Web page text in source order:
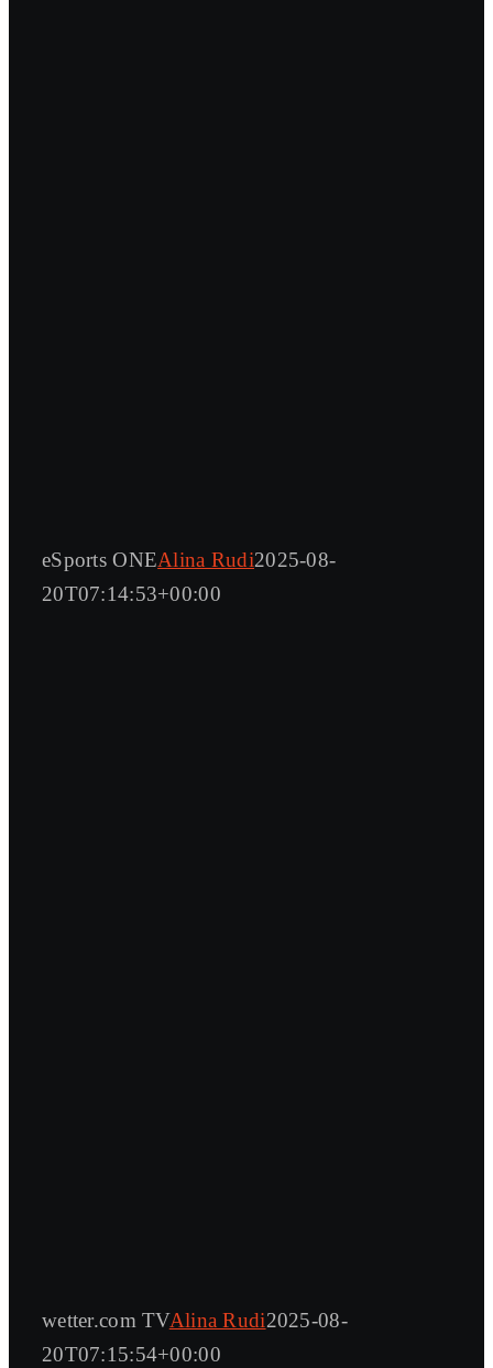
eSports ONEAlina Rudi2025-08-
20T07:14:53+00:00
wetter.com TVAlina Rudi2025-08-
20T07:15:54+00:00